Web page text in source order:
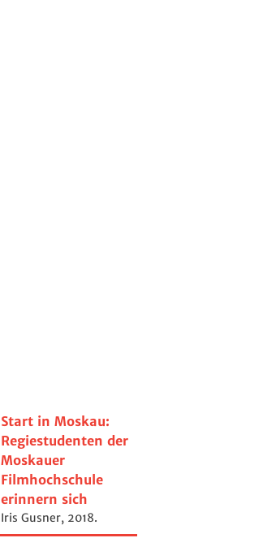
Start in Moskau:
Regiestudenten der
Moskauer
Filmhochschule
erinnern sich
Iris Gusner, 2018.